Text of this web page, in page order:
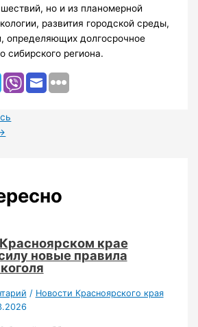
но и из планомерной
развития городской среды,
определяющих долгосрочное
сибирского региона.
крае
новые правила
/ Новости Красноярского края